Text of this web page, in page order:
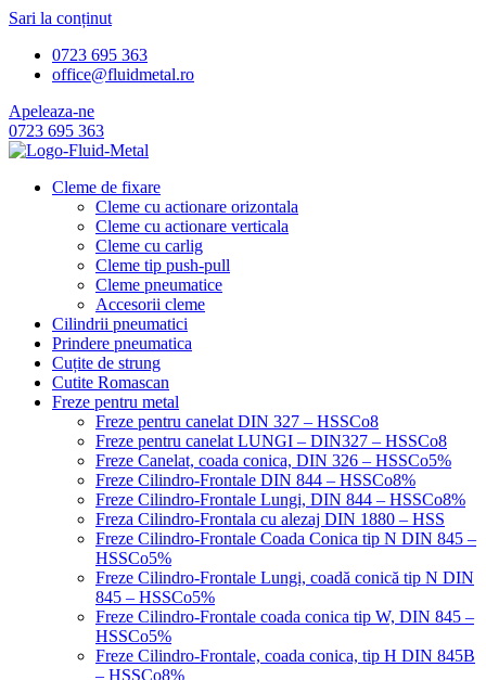
Sari la conținut
0723 695 363
office@fluidmetal.ro
Apeleaza-ne
0723 695 363
Cleme de fixare
Cleme cu actionare orizontala
Cleme cu actionare verticala
Cleme cu carlig
Cleme tip push-pull
Cleme pneumatice
Accesorii cleme
Cilindrii pneumatici
Prindere pneumatica
Cuțite de strung
Cutite Romascan
Freze pentru metal
Freze pentru canelat DIN 327 – HSSCo8
Freze pentru canelat LUNGI – DIN327 – HSSCo8
Freze Canelat, coada conica, DIN 326 – HSSCo5%
Freze Cilindro-Frontale DIN 844 – HSSCo8%
Freze Cilindro-Frontale Lungi, DIN 844 – HSSCo8%
Freza Cilindro-Frontala cu alezaj DIN 1880 – HSS
Freze Cilindro-Frontale Coada Conica tip N DIN 845 –
HSSCo5%
Freze Cilindro-Frontale Lungi, coadă conică tip N DIN
845 – HSSCo5%
Freze Cilindro-Frontale coada conica tip W, DIN 845 –
HSSCo5%
Freze Cilindro-Frontale, coada conica, tip H DIN 845B
– HSSCo8%